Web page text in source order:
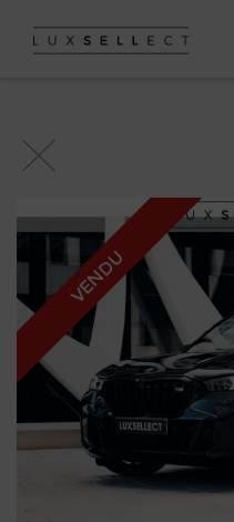
VENDU